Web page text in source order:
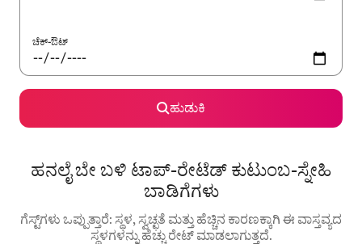
ಚೆಕ್-ಔಟ್
ಹುಡುಕಿ
ಹನಲೈ ಬೇ ಬಳಿ ಟಾಪ್-ರೇಟೆಡ್ ಕುಟುಂಬ-ಸ್ನೇಹಿ
ಬಾಡಿಗೆಗಳು
ಗೆಸ್ಟ್‌ಗಳು ಒಪ್ಪುತ್ತಾರೆ: ಸ್ಥಳ, ಸ್ವಚ್ಛತೆ ಮತ್ತು ಹೆಚ್ಚಿನ ಕಾರಣಕ್ಕಾಗಿ ಈ ವಾಸ್ತವ್ಯದ
ಸ್ಥಳಗಳನ್ನು ಹೆಚ್ಚು ರೇಟ್ ಮಾಡಲಾಗುತ್ತದೆ.